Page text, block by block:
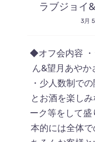
ラブジョイ
3月
◆オフ会内容 ・
ん&望月あやか
・少人数制で
とお酒を楽し
ーク等をして
本的には全体